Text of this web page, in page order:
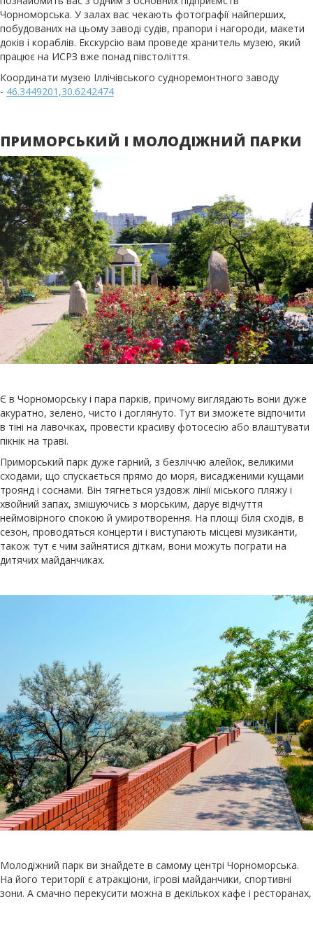
Чорноморська. У залах вас чекають фотографії найперших,
побудованих на цьому заводі судів, прапори і нагороди, макети
доків і кораблів. Екскурсію вам проведе хранитель музею, який
працює на ИСРЗ вже понад півстоліття.
Координати музею Іллічівського судноремонтного заводу
- 46.3449201,30.6242474
ПРИМОРСЬКИЙ І МОЛОДІЖНИЙ ПАРКИ
Є в Чорноморську і пара парків, причому виглядають вони дуже
акуратно, зелено, чисто і доглянуто. Тут ви зможете відпочити
в тіні на лавочках, провести красиву фотосесію або влаштувати
пікнік на траві.
Приморський парк дуже гарний, з безліччю алейок, великими
сходами, що спускається прямо до моря, висадженими кущами
троянд і соснами. Він тягнеться уздовж лінії міського пляжу і
хвойний запах, змішуючись з морським, дарує відчуття
неймовірного спокою й умиротворення. На площі біля сходів, в
сезон, проводяться концерти і виступають місцеві музиканти,
також тут є чим зайнятися діткам, вони можуть пограти на
дитячих майданчиках.
Молодіжний парк ви знайдете в самому центрі Чорноморська.
На його території є атракціони, ігрові майданчики, спортивні
зони. А смачно перекусити можна в декількох кафе і ресторанах,